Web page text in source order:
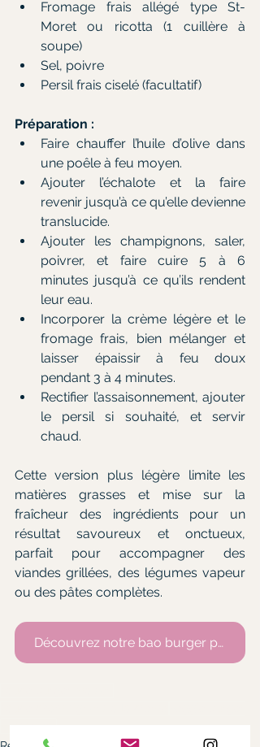
Fromage frais allégé type St-
Moret ou ricotta (1 cuillère à
soupe)
Sel, poivre
Persil frais ciselé (facultatif)
Préparation :
Faire chauffer l’huile d’olive dans
une poêle à feu moyen.
Ajouter l’échalote et la faire
revenir jusqu’à ce qu’elle devienne
translucide.
Ajouter les champignons, saler,
poivrer, et faire cuire 5 à 6
minutes jusqu’à ce qu’ils rendent
leur eau.
Incorporer la crème légère et le
fromage frais, bien mélanger et
laisser épaissir à feu doux
pendant 3 à 4 minutes.
Rectifier l’assaisonnement, ajouter
le persil si souhaité, et servir
chaud.
Cette version plus légère limite les
matières grasses et mise sur la
fraîcheur des ingrédients pour un
résultat savoureux et onctueux,
parfait pour accompagner des
viandes grillées, des légumes vapeur
ou des pâtes complètes.
Découvrez notre bao burger paris